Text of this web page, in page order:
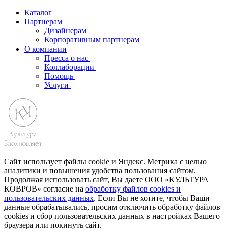
Каталог
Партнерам
Дизайнерам
Корпоративным партнерам
О компании
Пресса о нас
Коллаборации
Помощь
Услуги
Сайт использует файлы cookie и Яндекс. Метрика с целью
аналитики и повышения удобства пользования сайтом.
Продолжая использовать сайт, Вы даете ООО «КУЛЬТУРА
КОВРОВ» согласие на обработку файлов cookies и
пользовательских данных. Если Вы не хотите, чтобы Ваши
данные обрабатывались, просим отключить обработку файлов
cookies и сбор пользовательских данных в настройках Вашего
браузера или покинуть сайт.